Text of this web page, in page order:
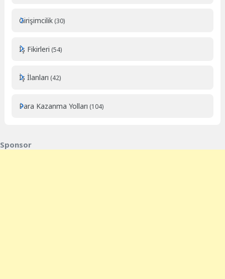
Girişimcilik (30)
İş Fikirleri (54)
İş İlanları (42)
Para Kazanma Yolları (104)
Sponsor